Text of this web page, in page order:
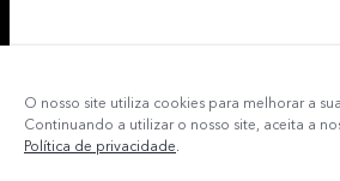
O nosso site utiliza cookies para melhorar a
Continuando a utilizar o nosso site, aceita a
Política de privacidade.